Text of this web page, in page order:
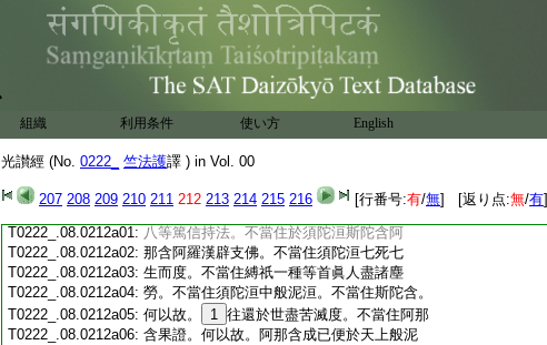
組織 利用条件 使い方 English
光讃經 (No. 0222_ 竺法護譯 ) in Vol. 00
207 208 209 210 211 212 213 214 215 216 [行番号:有/無] [返り点:無/有]
T0222_.08.0211c19:切衆生。不當念言。我當住諸無數阿僧祇世
T0222_.08.0211c20: 界。見諸怛薩阿竭。供養華香擣香雜香
T0222_.08.0211c21:蓋幢幡。不當念言。我當開化＊無央數阿僧
T0222_.08.0211c22:
祇人。令起阿耨多羅三耶三菩提心。菩薩摩
訶薩不當作是念言。我當成立具足五眼。何
謂爲五。肉眼天眼慧眼法眼佛眼。不當念言。
T0222_.08.0211c25:我當興立一切平等。乃能成就諸三昧門以
T0222_.08.0211c26: 此自娯。不當自念。得陀羅尼門如來十力四
T0222_.08.0211c27:無所畏四分別辯四事不護十八不共諸佛之
T0222_.08.0211c28:法。不當念言。我當具足大慈大悲。不當住
於三十二相具足嚴身八十種好。不當
T0222_.08.0212a01: 八等篤信持法。不當住於須陀洹斯陀含阿
T0222_.08.0212a02: 那含阿羅漢辟支佛。不當住須陀洹七死七
T0222_.08.0212a03: 生而度。不當住縛祇一種等首眞人盡諸塵
T0222_.08.0212a04: 勞。不當住須陀洹中般泥洹。不當住斯陀含。
T0222_.08.0212a05: 何以故。 1 往還於世盡苦滅度。不當住阿那
T0222_.08.0212a06: 含果證。何以故。阿那含成已便於天上般泥